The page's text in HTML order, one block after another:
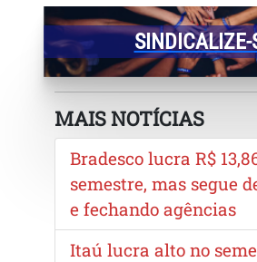
SINDICALIZE-
MAIS NOTÍCIAS
Bradesco lucra R$
semestre, mas segue
e fechando agências
Itaú lucra alto no